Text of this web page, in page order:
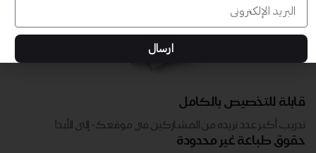
قابلة للتخصيص بالكامل
تدريب أكبر عدد تريده من المشاركين في موقعك - ​​إلى الأبد!
حقوق طباعة غير محدودة
ارسال